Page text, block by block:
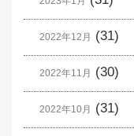
2022年12月 (31)
2022年11月 (30)
2022年10月 (31)